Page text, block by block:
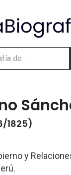
1825)
y